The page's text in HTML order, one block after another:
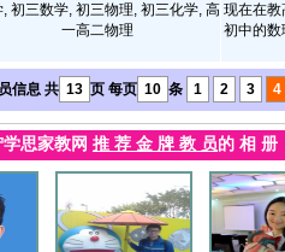
, 初三数学, 初三物理, 初三化学, 高
一高二物理
现在在教
初中的数
信息 共 13 页 每页 10 条 1 2 3 4
思家教网 推 荐 金 牌 教 员的 相 册